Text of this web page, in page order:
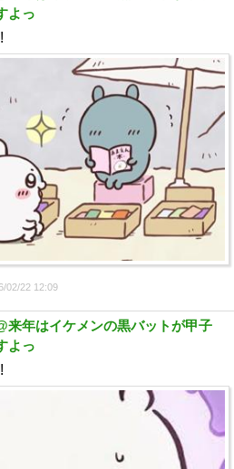
よっ
02/22 12:09
来年はイケメンの黒バットが甲子
よっ